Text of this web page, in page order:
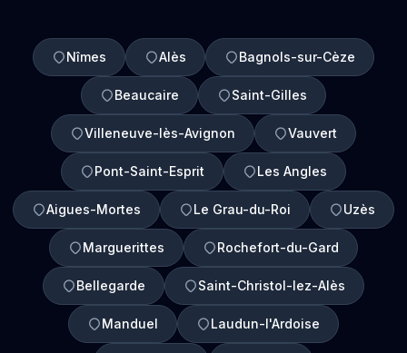
Nîmes Alès Bagnols-sur-Cèze
Beaucaire Saint-Gilles
Villeneuve-lès-Avignon Vauvert
Pont-Saint-Esprit Les Angles
Aigues-Mortes Le Grau-du-Roi Uzès
Marguerittes Rochefort-du-Gard
Bellegarde Saint-Christol-lez-Alès
Manduel Laudun-l'Ardoise